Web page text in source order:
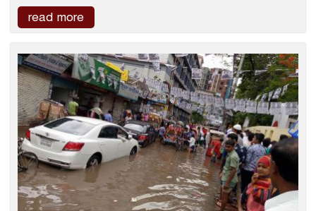
read more